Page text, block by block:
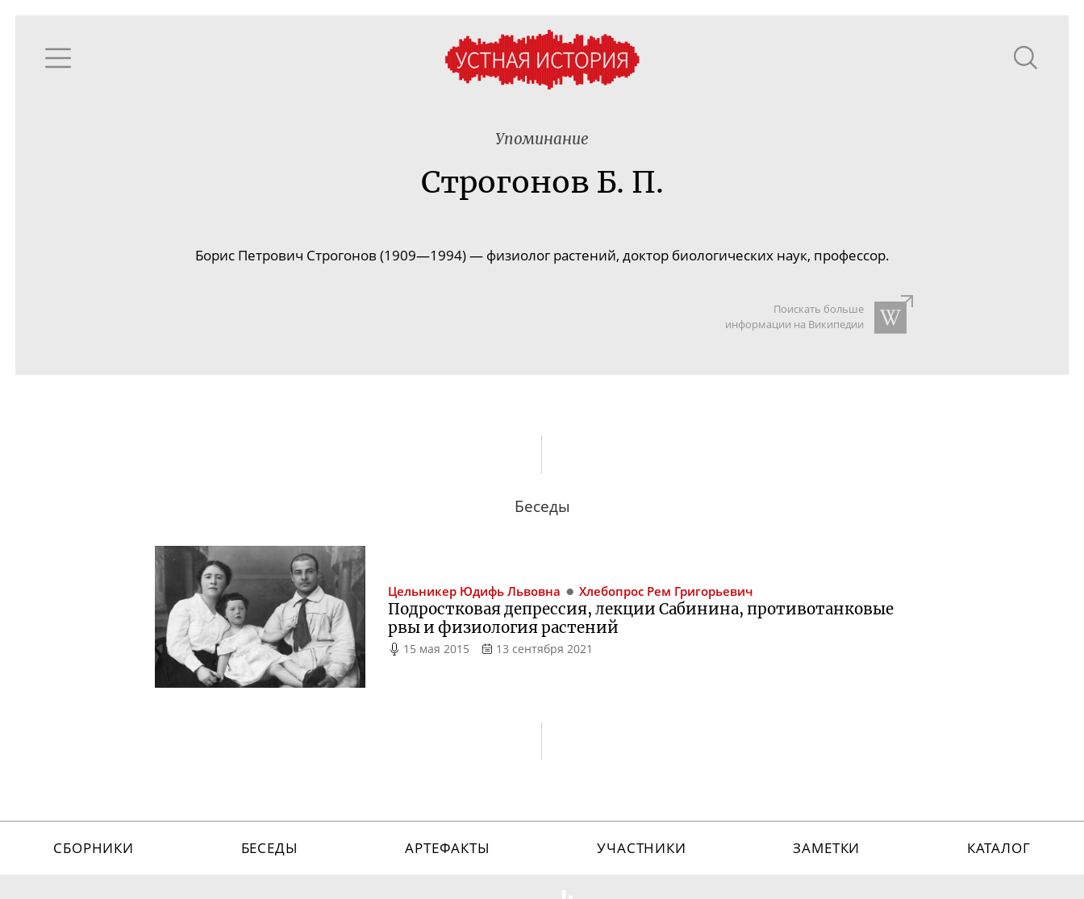
Упоминание
Строгонов Б. П.
Борис Петрович Строгонов (1909—1994) — физиолог растений, доктор биологических наук, профессор.
Поискать больше
информации на Википедии
Беседы
Цельникер Юдифь Львовна Хлебопрос Рем Григорьевич
Подростковая депрессия, лекции Сабинина, противотанковые
рвы и физиология растений
15 мая 2015 13 сентября 2021
СБОРНИКИ БЕСЕДЫ АРТЕФАКТЫ УЧАСТНИКИ ЗАМЕТКИ КАТАЛОГ